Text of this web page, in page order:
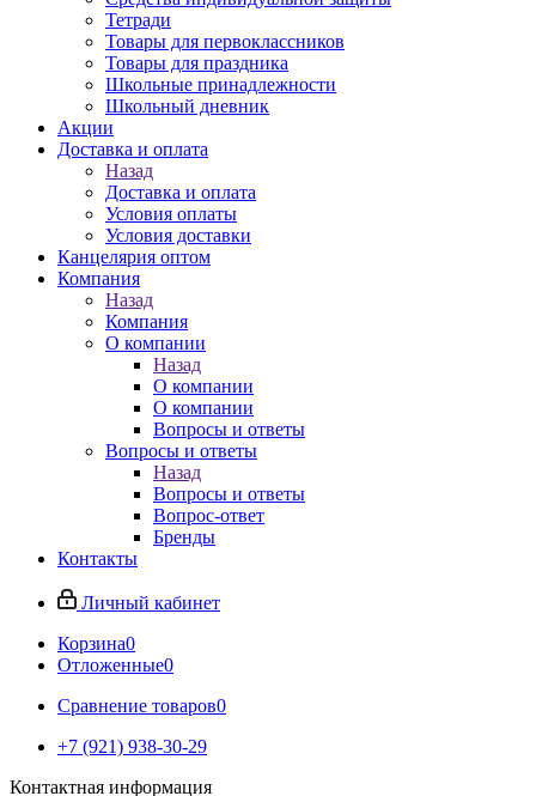
Тетради
Товары для первоклассников
Товары для праздника
Школьные принадлежности
Школьный дневник
Акции
Доставка и оплата
Назад
Доставка и оплата
Условия оплаты
Условия доставки
Канцелярия оптом
Компания
Назад
Компания
О компании
Назад
О компании
О компании
Вопросы и ответы
Вопросы и ответы
Назад
Вопросы и ответы
Вопрос-ответ
Бренды
Контакты
Личный кабинет
Корзина0
Отложенные0
Сравнение товаров0
+7 (921) 938-30-29
Контактная информация